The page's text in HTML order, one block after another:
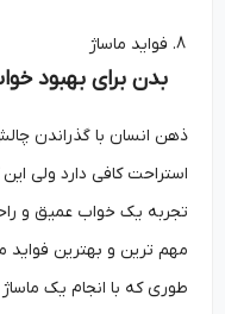
فواید ماساژ
بدن برای بهبود خواب
ذهن انسان با گذراندن چالش
استراحت کافی دارد ولی این
تجربه یک خواب عمیق و راحت
مهم ترین و بهترین فواید
طوری که با انجام یک ماساژ پا